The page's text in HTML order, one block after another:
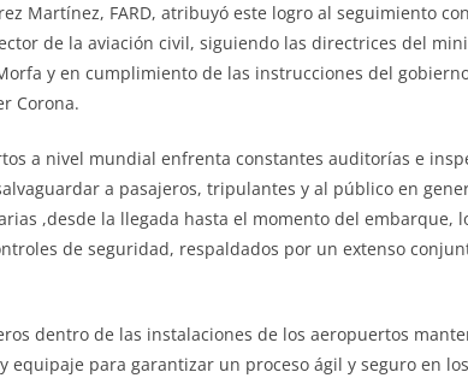
Martínez, FARD, atribuyó este logro al seguimiento
de la aviación civil, siguiendo las directrices del
y en cumplimiento de las instrucciones del
Corona.
a nivel mundial enfrenta constantes auditorías e
a pasajeros, tripulantes y al público en
,desde la llegada hasta el momento del embarque,
de seguridad, respaldados por un extenso
dentro de las instalaciones de los aeropuertos
equipaje para garantizar un proceso ágil y seguro en